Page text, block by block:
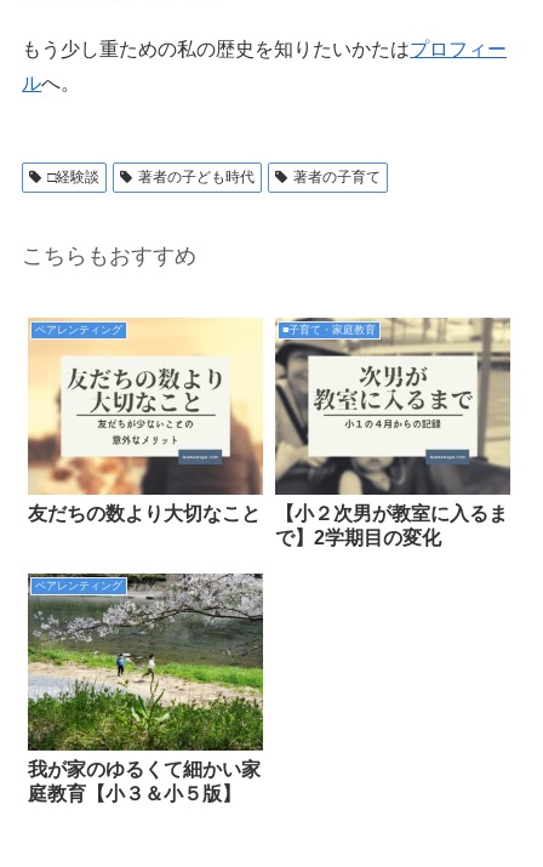
もう少し重ための私の歴史を知りたいかたはプロフィー
ルへ。
□経験談 著者の子ども時代 著者の子育て
こちらもおすすめ
ペアレンティング
友だちの数より大切なこと
■子育て・家庭教育
【小２次男が教室に入るま
で】2学期目の変化
ペアレンティング
我が家のゆるくて細かい家
庭教育【小３＆小５版】